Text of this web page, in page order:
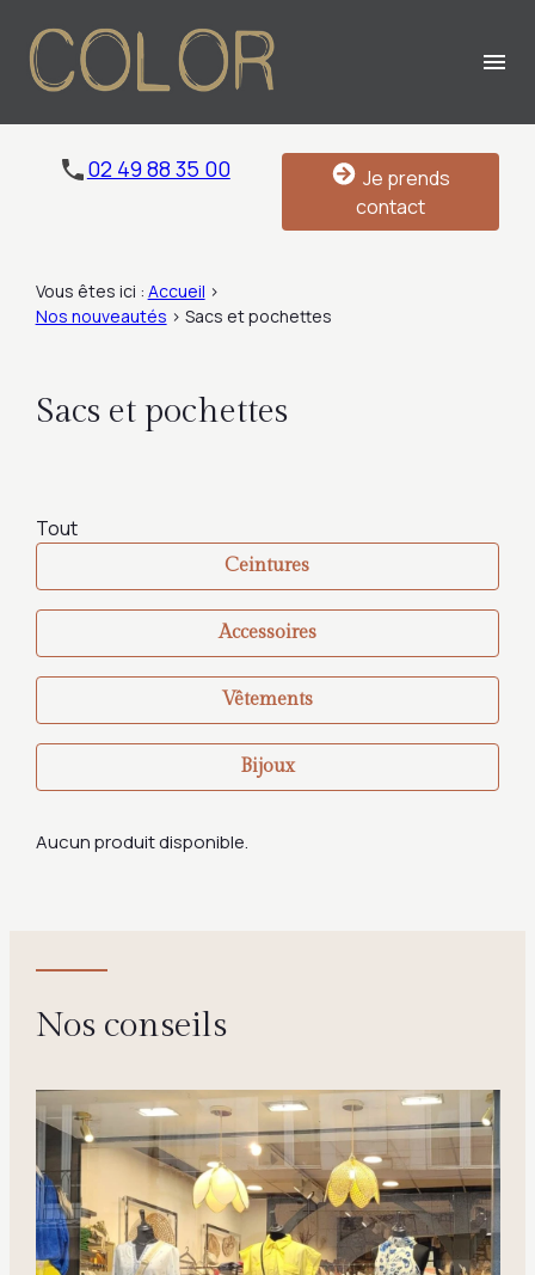
menu
02 49 88 35 00
Je prends
contact
Vous êtes ici : Accueil >
Nos nouveautés > Sacs et pochettes
Sacs et pochettes
Tout
Ceintures
Accessoires
Vêtements
Bijoux
Aucun produit disponible.
Nos conseils